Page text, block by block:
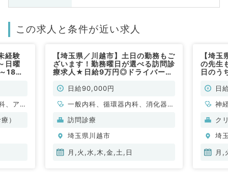
この求人と条件が近い求人
経験
日曜
18時
、アレ
児科、
）
【埼玉県／川越市】土日の勤務もご
ざいます！勤務曜日が選べる訪問診
療求人★日給9万円◎ドライバー・
系／非常勤）
日給90,000円
一般内科、循環器内科、消化器内
科、外科系全般、一般外科、消化
訪問診療
埼玉県川越市
月,火,水,木,金,土,日
【埼
の先生
日のう
談（日
神
ル
脳
管
ク
埼
月,